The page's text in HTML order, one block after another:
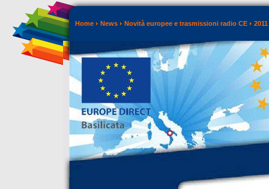
Home News Novità europee e trasmissioni radio CE 2011